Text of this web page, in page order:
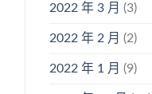
2022 年 3 月 (3)
2022 年 2 月 (2)
2022 年 1 月 (9)